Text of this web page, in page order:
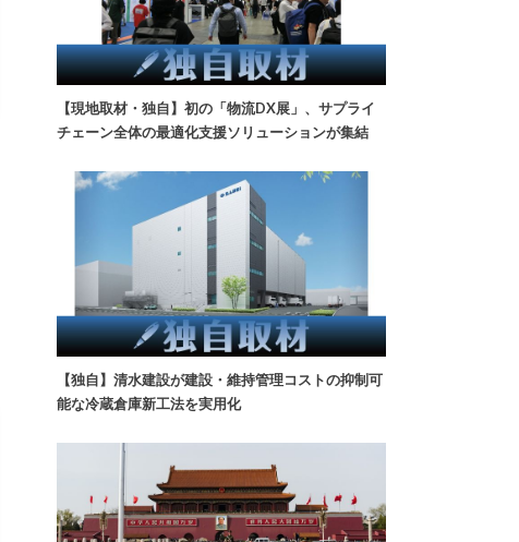
【現地取材・独自】初の「物流DX展」、サプライ
チェーン全体の最適化支援ソリューションが集結
【独自】清水建設が建設・維持管理コストの抑制可
能な冷蔵倉庫新工法を実用化